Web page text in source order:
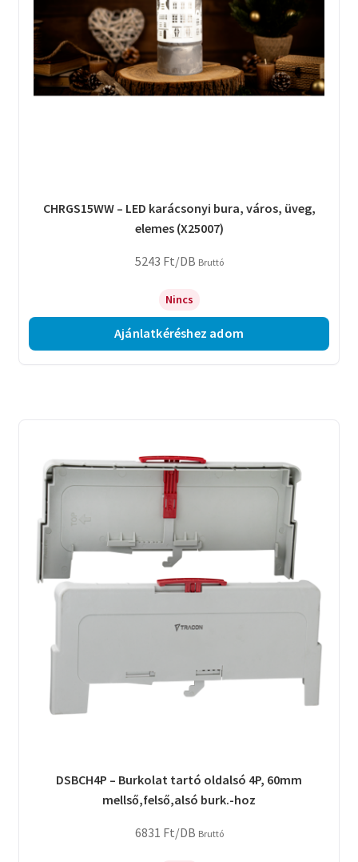
CHRGS15WW – LED karácsonyi bura, város, üveg,
elemes (X25007)
5243 Ft/DB Bruttó
Nincs
Ajánlatkéréshez adom
DSBCH4P – Burkolat tartó oldalsó 4P, 60mm
mellső,felső,alsó burk.-hoz
6831 Ft/DB Bruttó